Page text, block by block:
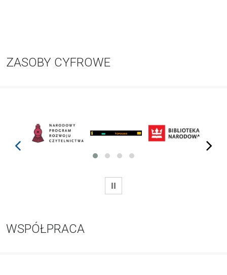
ZASOBY CYFROWE
prev next
WSTRZYMAJ
WSPÓŁPRACA